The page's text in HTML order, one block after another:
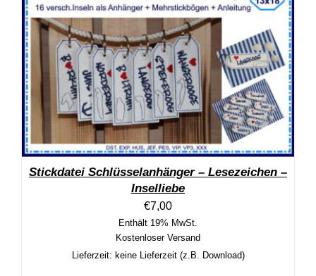
Stickdatei Schlüsselanhänger – Lesezeichen –
Inselliebe
€7,00
Enthält 19% MwSt.
Kostenloser Versand
Lieferzeit: keine Lieferzeit (z.B. Download)